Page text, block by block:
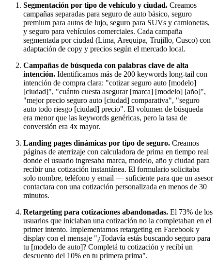
Segmentación por tipo de vehículo y ciudad. Creamos
campañas separadas para seguro de auto básico, seguro
premium para autos de lujo, seguro para SUVs y camionetas,
y seguro para vehículos comerciales. Cada campaña
segmentada por ciudad (Lima, Arequipa, Trujillo, Cusco) con
adaptación de copy y precios según el mercado local.
Campañas de búsqueda con palabras clave de alta
intención. Identificamos más de 200 keywords long-tail con
intención de compra clara: "cotizar seguro auto [modelo]
[ciudad]", "cuánto cuesta asegurar [marca] [modelo] [año]",
"mejor precio seguro auto [ciudad] comparativa", "seguro
auto todo riesgo [ciudad] precio". El volumen de búsqueda
era menor que las keywords genéricas, pero la tasa de
conversión era 4x mayor.
Landing pages dinámicas por tipo de seguro. Creamos
páginas de aterrizaje con calculadora de prima en tiempo real
donde el usuario ingresaba marca, modelo, año y ciudad para
recibir una cotización instantánea. El formulario solicitaba
solo nombre, teléfono y email — suficiente para que un asesor
contactara con una cotización personalizada en menos de 30
minutos.
Retargeting para cotizaciones abandonadas. El 73% de los
usuarios que iniciaban una cotización no la completaban en el
primer intento. Implementamos retargeting en Facebook y
display con el mensaje "¿Todavía estás buscando seguro para
tu [modelo de auto]? Completá tu cotización y recibí un
descuento del 10% en tu primera prima".